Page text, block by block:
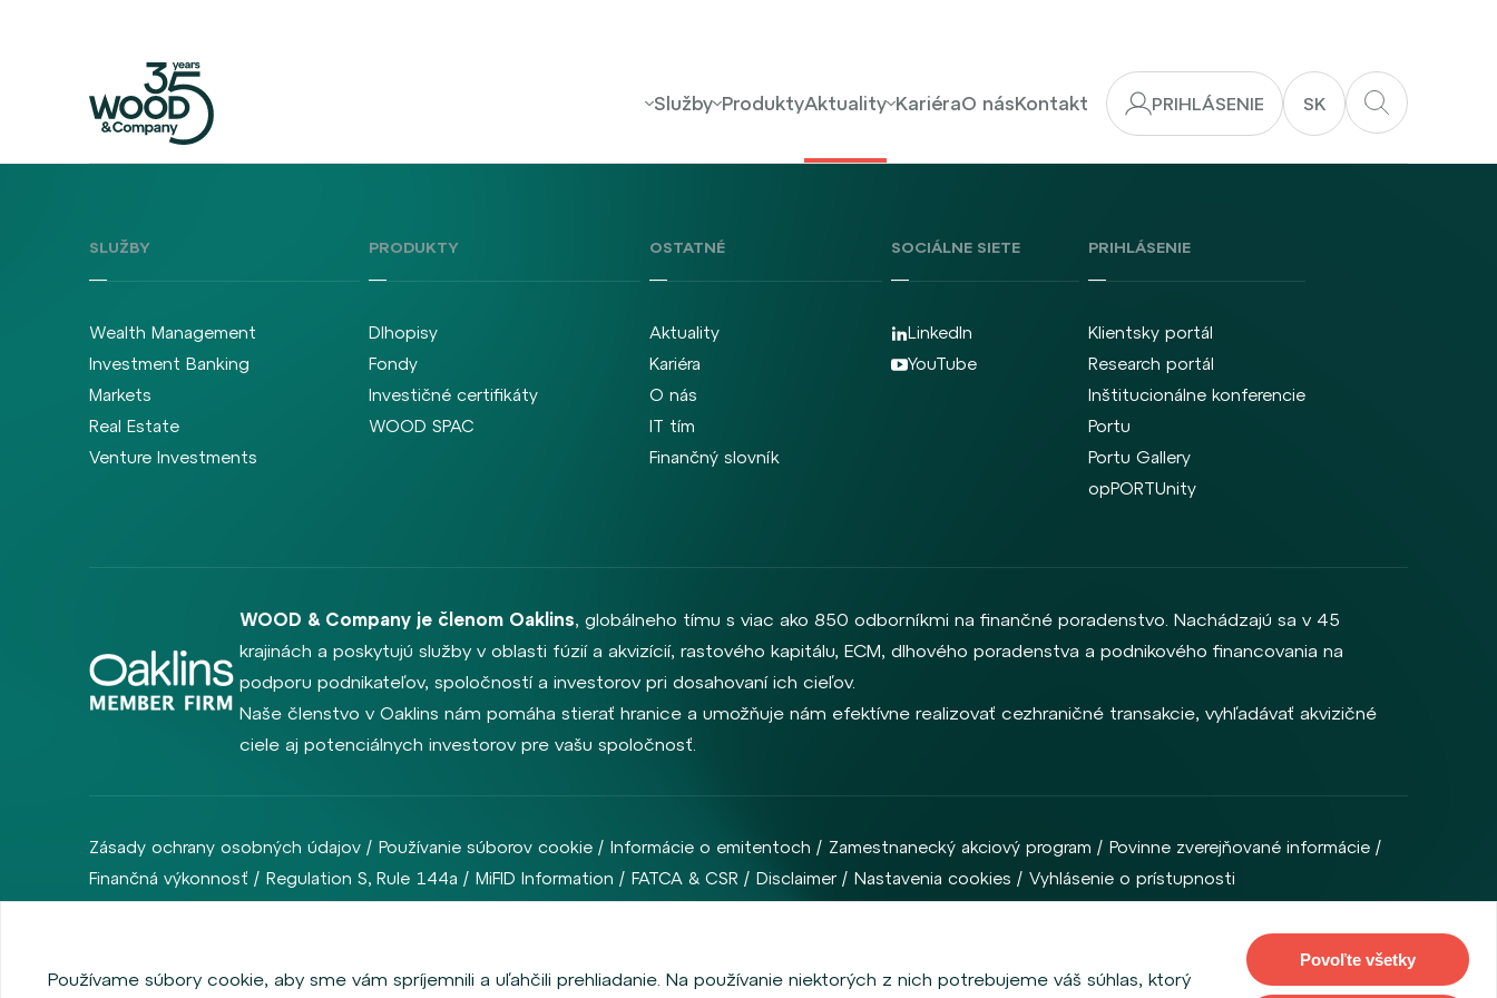
PRIHLÁSENIE SK
Služby ProduktyAktuality KariéraO násKontakt
SLUŽBY
Wealth Management
Investment Banking
Markets
Real Estate
Venture Investments
PRODUKTY
Dlhopisy
Fondy
Investičné certifikáty
WOOD SPAC
OSTATNÉ
Aktuality
Kariéra
O nás
IT tím
Finančný slovník
SOCIÁLNE SIETE
LinkedIn
YouTube
PRIHLÁSENIE
Klientsky portál
Research portál
Inštitucionálne konferencie
Portu
Portu Gallery
opPORTUnity
WOOD & Company je členom Oaklins, globálneho tímu s viac ako 850 odborníkmi na finančné poradenstvo. Nachádzajú sa v 45
krajinách a poskytujú služby v oblasti fúzií a akvizícií, rastového kapitálu, ECM, dlhového poradenstva a podnikového financovania na
podporu podnikateľov, spoločností a investorov pri dosahovaní ich cieľov.
Naše členstvo v Oaklins nám pomáha stierať hranice a umožňuje nám efektívne realizovať cezhraničné transakcie, vyhľadávať akvizičné
ciele aj potenciálnych investorov pre vašu spoločnosť.
Zásady ochrany osobných údajov Používanie súborov cookie Informácie o emitentoch Zamestnanecký akciový program
Povinne zverejňované informácie
Finančná výkonnosť
Regulation S, Rule 144a MiFID Information FATCA & CSR Disclaimer Nastavenia cookies Vyhlásenie o prístupnosti
Copyright © 2026 WOOD & Company Všetky práva vyhradené. (WOOD & Company Financial Services, a. s. je regulovaná Českou národnou bankou so sídlom Na Příkopě 28, 115 03, Praha 1, Česká republika).
Používame súbory cookie, aby sme vám spríjemnili a uľahčili prehliadanie. Na používanie niektorých z nich potrebujeme váš súhlas, ktorý
Povoľte všetky